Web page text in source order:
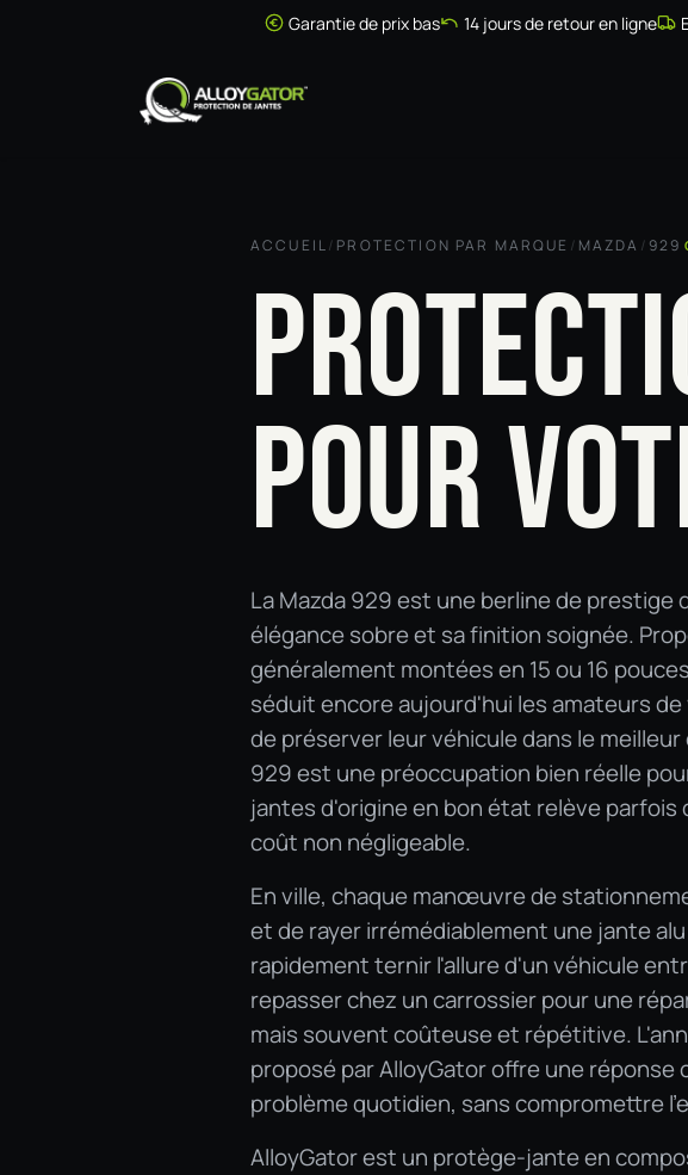
Garantie de prix bas 14 jours de retour en ligne
ACCUEIL/ PROTECTION PAR MARQUE / MAZDA / 929
POUR
La Mazda 929 est une berline de prestige
élégance sobre et sa finition soignée.
généralement montées en 15 ou 16
séduit encore aujourd'hui les amateurs
de préserver leur véhicule dans le
929 est une préoccupation bien réelle
jantes d'origine en bon état relève
coût non négligeable.
En ville, chaque manœuvre de
et de rayer irrémédiablement une jante
rapidement ternir l'allure d'un véhicule
repasser chez un carrossier pour une
mais souvent coûteuse et répétitive.
proposé par AlloyGator offre une
problème quotidien, sans compromettre
AlloyGator est un protège-jante en